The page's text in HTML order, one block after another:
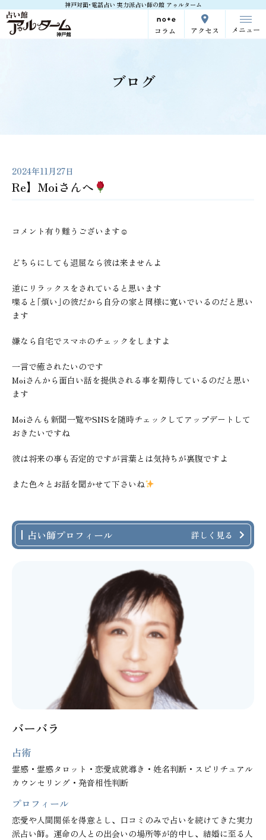
神戸対面･電話占い 実力派占い師の館 アゥルターム
コラム アクセス メニュー
ブログ
2024年11月27日
Re】Moiさんへ
コメント有り難うございます☺
どちらにしても退屈なら彼は来ませんよ
逆にリラックスをされていると思います
喋ると｢煩い｣の彼だから自分の家と同様に寛いでいるのだと思い
ます
嫌なら自宅でスマホのチェックをしますよ
一言で癒されたいのです
Moiさんから面白い話を提供される事を期待しているのだと思い
ます
Moiさんも新聞一覧やSNSを随時チェックしてアップデートして
おきたいですね
彼は将来の事も否定的ですが言葉とは気持ちが裏腹ですよ
また色々とお話を聞かせて下さいね
占い師プロフィール 詳しく見る
バーバラ
占術
霊感・霊感タロット・恋愛成就導き・姓名判断・スピリチュアル
カウンセリング・発音相性判断
プロフィール
恋愛や人間関係を得意とし、口コミのみで占いを続けてきた実力
派占い師。運命の人との出会いの場所等が的中し、結婚に至る人